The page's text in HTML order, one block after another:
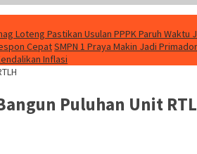
Loteng Pastikan Usulan PPPK Paruh
CepatSMPN 1 Praya Makin Jadi
Inflasi
Puluhan Unit